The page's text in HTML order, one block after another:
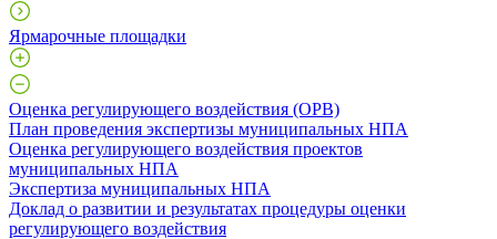
Ярмарочные площадки
Оценка регулирующего воздействия (ОРВ)
План проведения экспертизы муниципальных НПА
Оценка регулирующего воздействия проектов
муниципальных НПА
Экспертиза муниципальных НПА
Доклад о развитии и результатах процедуры оценки
регулирующего воздействия